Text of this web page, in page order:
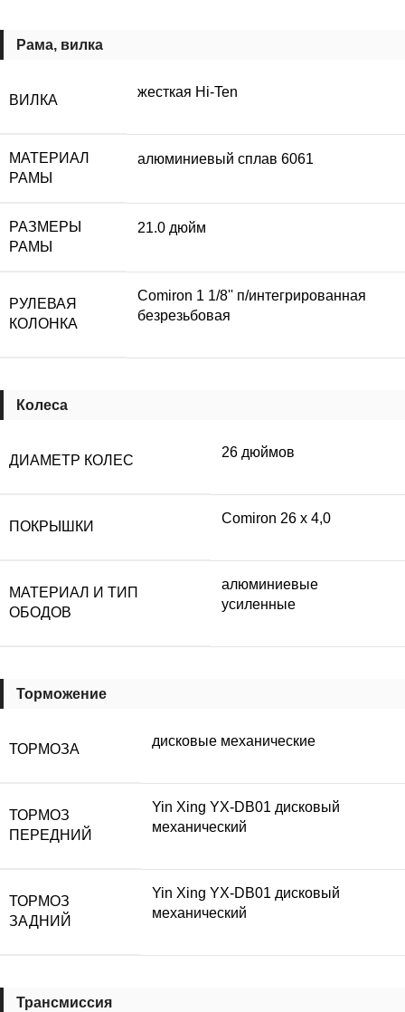
Рама, вилка
ВИЛКА
жесткая Hi-Ten
МАТЕРИАЛ
РАМЫ
алюминиевый сплав 6061
РАЗМЕРЫ
РАМЫ
21.0 дюйм
РУЛЕВАЯ
КОЛОНКА
Comiron 1 1/8'' п/интегрированная
безрезьбовая
Колеса
ДИАМЕТР КОЛЕС
26 дюймов
ПОКРЫШКИ
Comiron 26 х 4,0
МАТЕРИАЛ И ТИП
ОБОДОВ
алюминиевые
усиленные
Торможение
ТОРМОЗА
дисковые механические
ТОРМОЗ
ПЕРЕДНИЙ
Yin Xing YX-DB01 дисковый
механический
ТОРМОЗ
ЗАДНИЙ
Yin Xing YX-DB01 дисковый
механический
Трансмиссия